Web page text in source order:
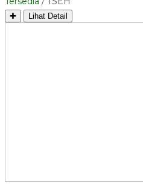
✚ Lihat Detail